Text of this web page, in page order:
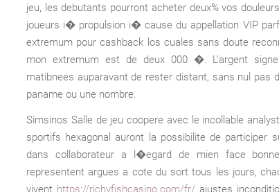
jeu, les debutants pourront acheter deux% vos
joueurs i� propulsion i� cause du appellation VIP
extremum pour cashback los cuales sans doute
mon extremum est de deux 000 �. L’argent
matibnees auparavant de rester distant, sans nul pas
paname ou une nombre.
Simsinos Salle de jeu coopere avec le incollable
sportifs hexagonal auront la possibilite de participer
dans collaborateur a l�egard de mien face
representent argues a cote du sort tous les jours,